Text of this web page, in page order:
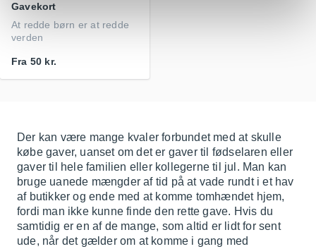
Gavekort
At redde børn er at redde
verden
Fra 50 kr.
Der kan være mange kvaler forbundet med at skulle
købe gaver, uanset om det er gaver til fødselaren eller
gaver til hele familien eller kollegerne til jul. Man kan
bruge uanede mængder af tid på at vade rundt i et hav
af butikker og ende med at komme tomhændet hjem,
fordi man ikke kunne finde den rette gave. Hvis du
samtidig er en af de mange, som altid er lidt for sent
ude, når det gælder om at komme i gang med